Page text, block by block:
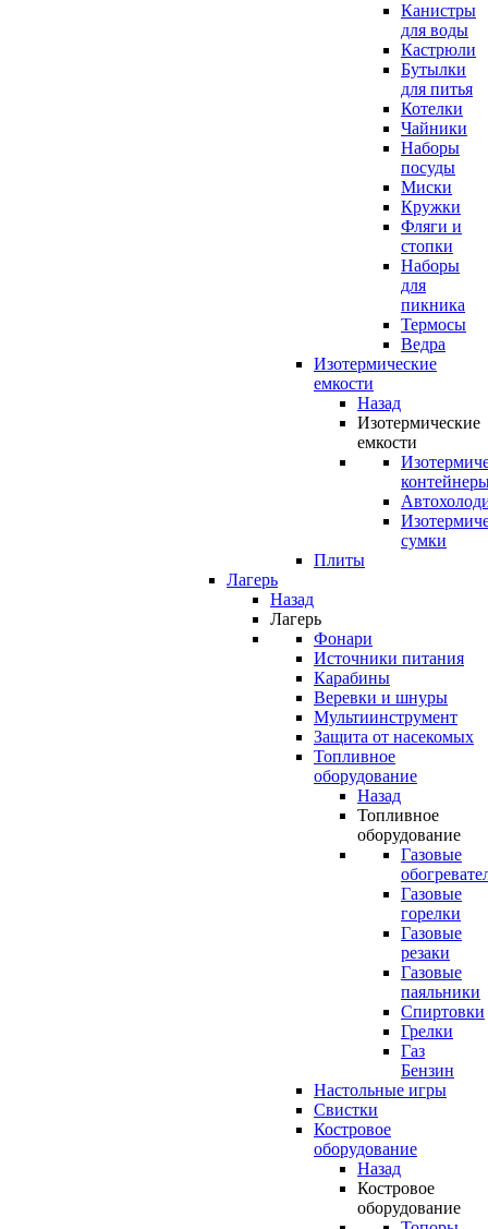
Канистры
для воды
Кастрюли
Бутылки
для питья
Котелки
Чайники
Наборы
посуды
Миски
Кружки
Фляги и
стопки
Наборы
для
пикника
Термосы
Ведра
Изотермические
емкости
Назад
Изотермические
емкости
сумки
Плиты
Лагерь
Назад
Лагерь
Фонари
Источники питания
Карабины
Веревки и шнуры
Мультиинструмент
Защита от насекомых
Топливное
оборудование
Назад
Топливное
оборудование
Газовые
Газовые
горелки
Газовые
резаки
Газовые
паяльники
Спиртовки
Грелки
Газ
Бензин
Настольные игры
Свистки
Костровое
оборудование
Назад
Костровое
оборудование